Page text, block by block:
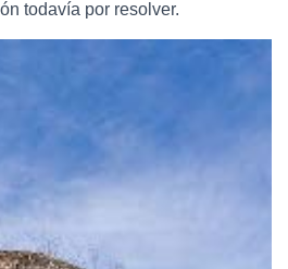
todavía por resolver.